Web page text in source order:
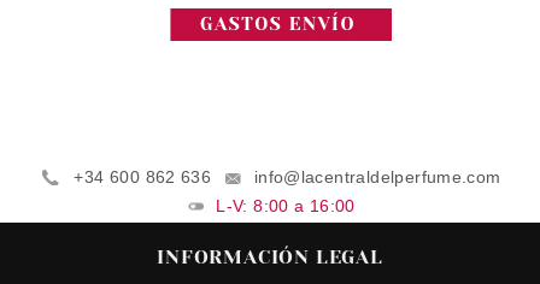
+34 600 862 636
info@lacentraldelperfume.com
L-V: 8:00 a 16:00
INFORMACIÓN LEGAL